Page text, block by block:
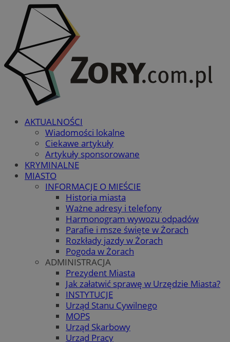
AKTUALNOŚCI
Wiadomości lokalne
Ciekawe artykuły
Artykuły sponsorowane
KRYMINALNE
MIASTO
INFORMACJE O MIEŚCIE
Historia miasta
Ważne adresy i telefony
Harmonogram wywozu odpadów
Parafie i msze święte w Żorach
Rozkłady jazdy w Żorach
Pogoda w Żorach
ADMINISTRACJA
Prezydent Miasta
Jak załatwić sprawę w Urzędzie Miasta?
INSTYTUCJE
Urząd Stanu Cywilnego
MOPS
Urząd Skarbowy
Urząd Pracy